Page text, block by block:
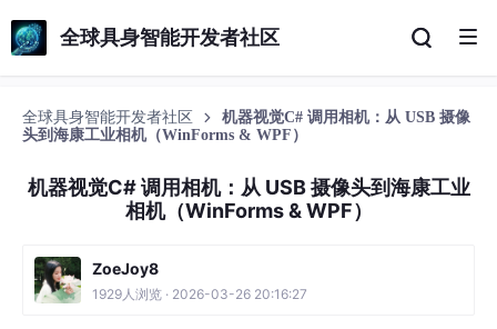
全球具身智能开发者社区
全球具身智能开发者社区
机器视觉C# 调用相机：从 USB 摄像
头到海康工业相机（WinForms & WPF）
机器视觉C# 调用相机：从 USB 摄像头到海康工业
相机（WinForms & WPF）
ZoeJoy8
1929人浏览 · 2026-03-26 20:16:27